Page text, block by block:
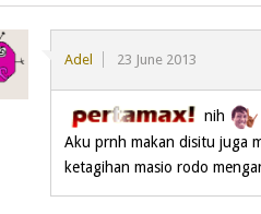
Adel 23 June 2013
nih
Aku prnh makan disitu juga
ketagihan masio rodo